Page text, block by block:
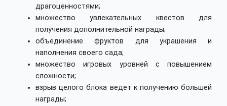
драгоценностями;
множество увлекательных квестов для
получения дополнительной награды;
объединение фруктов для украшения и
наполнения своего сада;
множество игровых уровней с повышением
сложности;
взрыв целого блока ведет к получению большей
награды;